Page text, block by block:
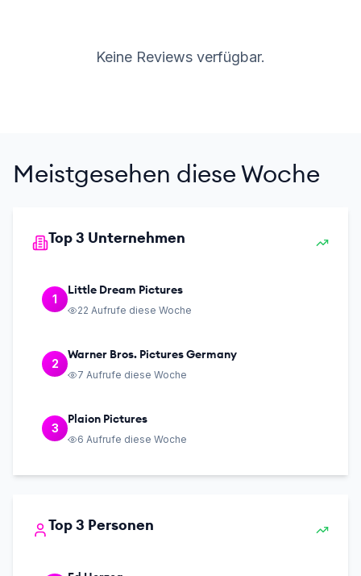
Keine Reviews verfügbar.
Meistgesehen diese Woche
Top 3 Unternehmen
1
Little Dream Pictures
22 Aufrufe diese Woche
2
Warner Bros. Pictures Germany
7 Aufrufe diese Woche
3
Plaion Pictures
6 Aufrufe diese Woche
Top 3 Personen